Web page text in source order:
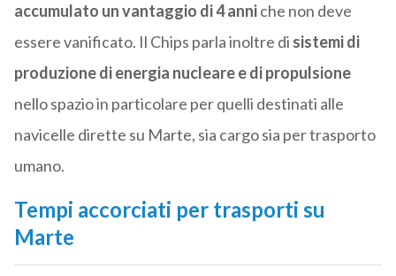
accumulato un vantaggio di 4 anniche non deve
essere vanificato. Il Chips parla inoltre di sistemi di
produzione di energia nucleare e di propulsione
nello spazio in particolare per quelli destinati alle
navicelle dirette su Marte, sia cargo sia per trasporto
umano.
Tempi accorciati per trasporti su
Marte